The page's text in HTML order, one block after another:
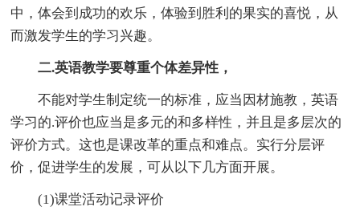
中，体会到成功的欢乐，体验到胜利的果实的喜悦，从
而激发学生的学习兴趣。
二.英语教学要尊重个体差异性，
不能对学生制定统一的标准，应当因材施教，英语
学习的.评价也应当是多元的和多样性，并且是多层次的
评价方式。这也是课改革的重点和难点。实行分层评
价，促进学生的发展，可从以下几方面开展。
(1)课堂活动记录评价